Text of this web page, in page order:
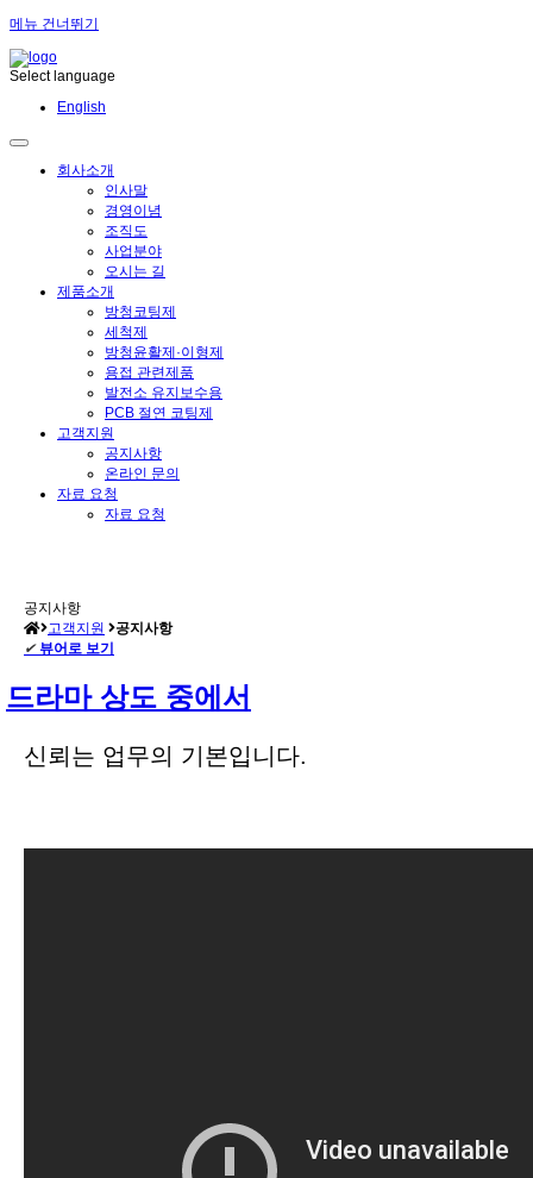
메뉴 건너뛰기
Select language
English
회사소개
인사말
경영이념
조직도
사업분야
오시는 길
제품소개
방청코팅제
세척제
방청윤활제·이형제
용접 관련제품
발전소 유지보수용
PCB 절연 코팅제
고객지원
공지사항
온라인 문의
자료 요청
자료 요청
공지사항
고객지원
공지사항
✔ 뷰어로 보기
드라마 상도 중에서
신뢰는 업무의 기본입니다.